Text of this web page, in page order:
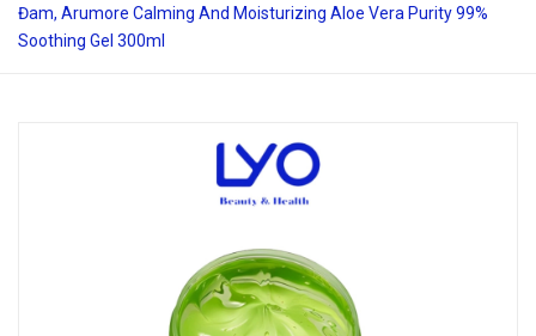
Đam, Arumore Calming And Moisturizing Aloe Vera Purity 99%
Soothing Gel 300ml